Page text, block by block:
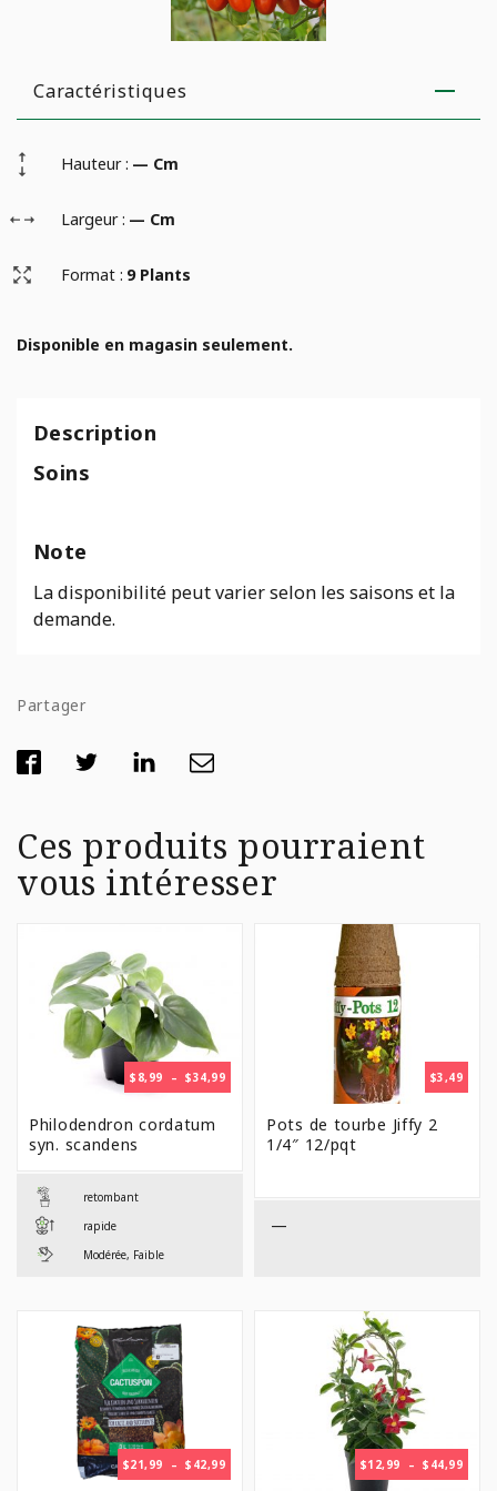
Caractéristiques
Hauteur : — Cm
Largeur : — Cm
Format : 9 Plants
Disponible en magasin seulement.
Description
Soins
Note
La disponibilité peut varier selon les saisons et la
demande.
Partager
Ces produits pourraient
vous intéresser
$ 8,99 – $34,99PLAGE
DE
Philodendron cordatum
syn. scandens
retombant
rapide
Modérée, Faible
$3,49
Pots de tourbe Jiffy 2
1/4″ 12/pqt
—
$21,99 – $ 42,99PLAGE
DE
$12,99 – $ 44,99
DE